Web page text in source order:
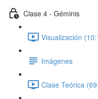
Clase 4 - Géminis
Visualización
Imágenes
Clase Teórica